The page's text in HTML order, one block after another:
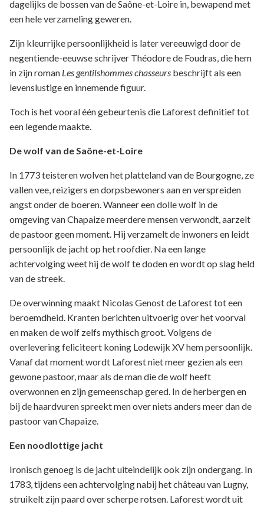
dagelijks de bossen van de Saône-et-Loire in, bewapend met
een hele verzameling geweren.
Zijn kleurrijke persoonlijkheid is later vereeuwigd door de
negentiende-eeuwse schrijver Théodore de Foudras, die hem
in zijn roman Les gentilshommes chasseurs beschrijft als een
levenslustige en innemende figuur.
Toch is het vooral één gebeurtenis die Laforest definitief tot
een legende maakte.
De wolf van de Saône-et-Loire
In 1773 teisteren wolven het platteland van de Bourgogne, ze
vallen vee, reizigers en dorpsbewoners aan en verspreiden
angst onder de boeren. Wanneer een dolle wolf in de
omgeving van Chapaize meerdere mensen verwondt, aarzelt
de pastoor geen moment. Hij verzamelt de inwoners en leidt
persoonlijk de jacht op het roofdier. Na een lange
achtervolging weet hij de wolf te doden en wordt op slag held
van de streek.
De overwinning maakt Nicolas Genost de Laforest tot een
beroemdheid. Kranten berichten uitvoerig over het voorval
en maken de wolf zelfs mythisch groot. Volgens de
overlevering feliciteert koning Lodewijk XV hem persoonlijk.
Vanaf dat moment wordt Laforest niet meer gezien als een
gewone pastoor, maar als de man die de wolf heeft
overwonnen en zijn gemeenschap gered. In de herbergen en
bij de haardvuren spreekt men over niets anders meer dan de
pastoor van Chapaize.
Een noodlottige jacht
Ironisch genoeg is de jacht uiteindelijk ook zijn ondergang. In
1783, tijdens een achtervolging nabij het château van Lugny,
struikelt zijn paard over scherpe rotsen. Laforest wordt uit